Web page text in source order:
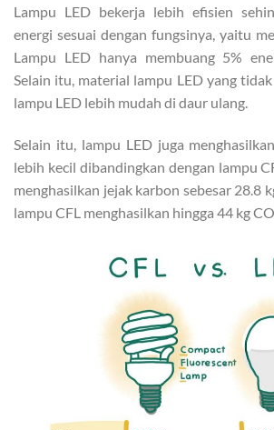
Lampu LED bekerja lebih efisien
energi sesuai dengan fungsinya, yaitu
Lampu LED hanya membuang 5%
Selain itu, material lampu LED yang
lampu LED lebih mudah di daur ulang.
Selain itu, lampu LED juga
lebih kecil dibandingkan dengan lampu
menghasilkan jejak karbon sebesar 28.8
lampu CFL menghasilkan hingga 44 kg